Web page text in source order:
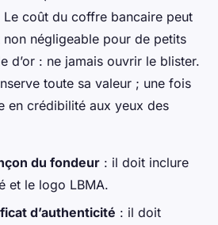
coût du coffre bancaire peut
négligeable pour de petits
d’or : ne jamais ouvrir le blister.
toute sa valeur ; une fois
en crédibilité aux yeux des
du fondeur : il doit inclure
et le logo LBMA.
d’authenticité : il doit